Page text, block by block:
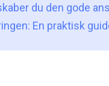
du den gode
En praktisk